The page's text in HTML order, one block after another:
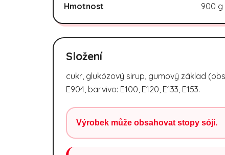
Hmotnost 900 g
Složení
cukr, glukózový sirup, gumový základ
E904, barvivo: E100, E120, E133, E153.
Výrobek může obsahovat stopy sóji.